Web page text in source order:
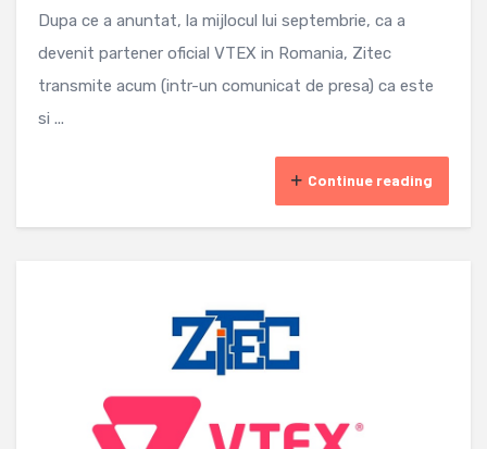
Dupa ce a anuntat, la mijlocul lui septembrie, ca a
devenit partener oficial VTEX in Romania, Zitec
transmite acum (intr-un comunicat de presa) ca este
si ...
Continue reading